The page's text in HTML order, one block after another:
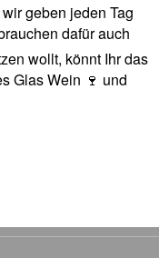
geben jeden Tag
dafür auch
wollt, könnt Ihr das
Glas Wein 🍷 und